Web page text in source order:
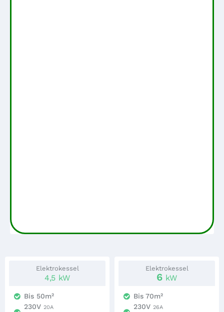
Elektrokessel
4,5 kW
Bis 50m²
230V 20A
Elektrokessel
6 kW
Bis 70m²
230V 26A